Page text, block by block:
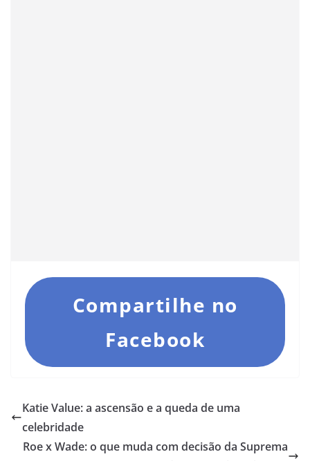
Compartilhe no
Facebook
Katie Value: a ascensão e a queda de uma
celebridade
Roe x Wade: o que muda com decisão da Suprema